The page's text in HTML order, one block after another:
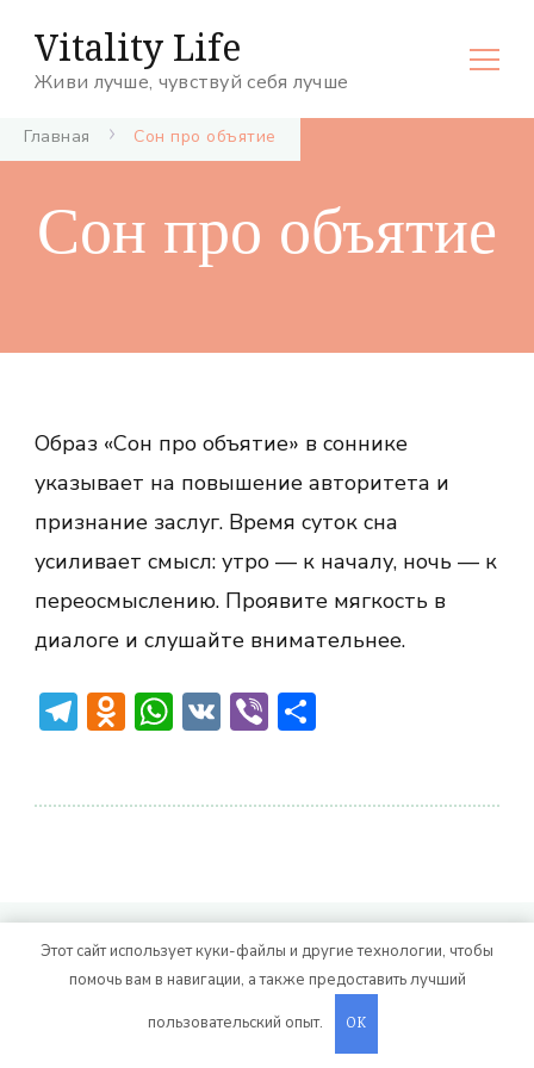
Vitality Life
Живи лучше, чувствуй себя лучше
Главная Сон про объятие
Сон про объятие
Образ «Сон про объятие» в соннике
указывает на повышение авторитета и
признание заслуг. Время суток сна
усиливает смысл: утро — к началу, ночь — к
переосмыслению. Проявите мягкость в
диалоге и слушайте внимательнее.
Telegram
Odnoklassniki
WhatsApp
VKViber
© Авторское право 2026 Vitality Life. Все права
защищены.CoachPress Lite | от автора
Blossom Themes. На платформеWordPress
Этот сайт использует куки-файлы и другие технологии, чтобы
помочь вам в навигации, а также предоставить лучший
пользовательский опыт.
OK